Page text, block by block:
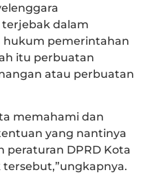
dalam
pemerintahan
itu perbuatan
atau perbuatan
memahami dan
yang nantinya
peraturan DPRD Kota